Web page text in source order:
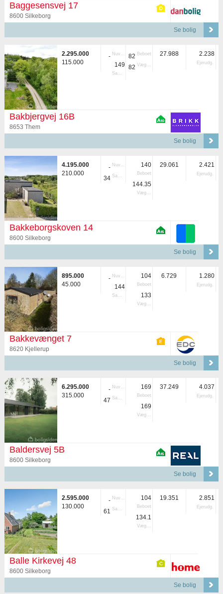
Baggesensvej 17
8600 Silkeborg
Se bolig
2.295.000
115.000
- Nuvær.
149
Samlet
82 Beboet
82 Vægtet
27.988 2.238
Ejerudg.
Bakbjergvej 16B
8653 Them
Se bolig
4.195.000
210.000
- Nuvær.
34 Samlet
140
Beboet
144.35
Vægtet
29.061 2.421
Ejerudg.
Bakkeborgskoven 14
8600 Silkeborg
Se bolig
895.000
45.000
- Nuvær.
144
Samlet
104
Beboet
133
Vægtet
6.729 1.280
Ejerudg.
Bakkevænget 7
8620 Kjellerup
Se bolig
6.295.000
315.000
- Nuvær.
47 Samlet
169
Beboet
169
Vægtet
37.249 4.037
Ejerudg.
Baldersvej 5B
8600 Silkeborg
Se bolig
2.595.000
130.000
- Nuvær.
61 Samlet
104
Beboet
134.1
Vægtet
19.351 2.851
Ejerudg.
Balle Kirkevej 48
8600 Silkeborg
Se bolig